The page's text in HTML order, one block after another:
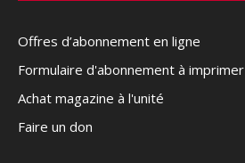
Offres d’abonnement en ligne
Formulaire d'abonnement à imprimer
Achat magazine à l'unité
Faire un don